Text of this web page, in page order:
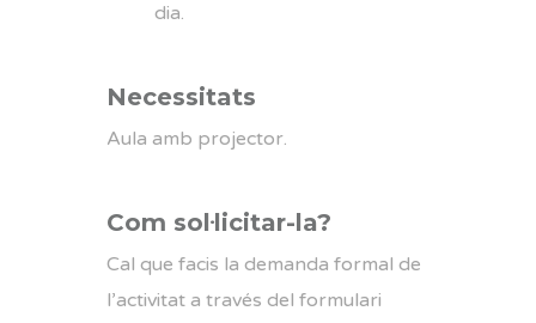
dia.
Necessitats
Aula amb projector.
Com sol·licitar-la?
Cal que facis la demanda formal de
l’activitat a través del formulari